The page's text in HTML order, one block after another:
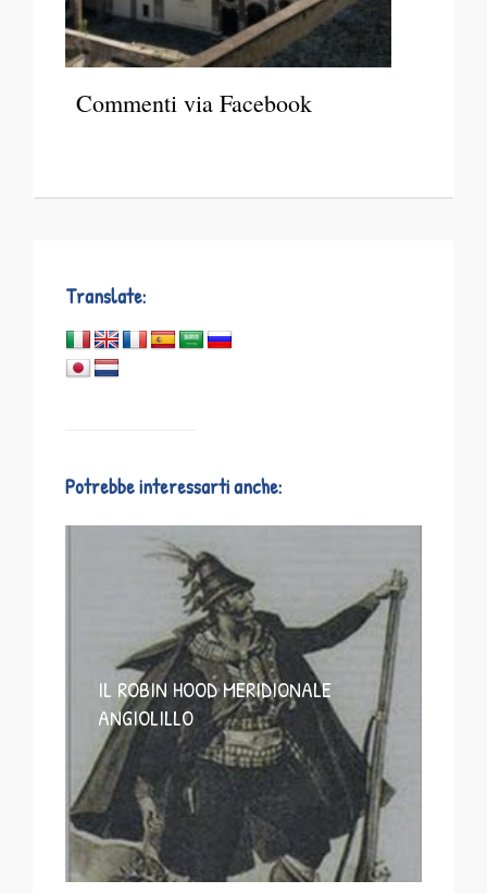
Commenti via Facebook
Translate:
Potrebbe interessarti anche:
IL ROBIN HOOD MERIDIONALE
ANGIOLILLO